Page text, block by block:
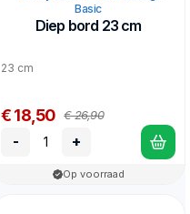
Basic
Diep bord 23 cm
23 cm
€ 18,50 € 26,90
- +
Op voorraad